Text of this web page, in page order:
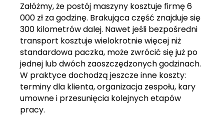
Załóżmy, że postój maszyny kosztuje firmę 6
000 zł za godzinę. Brakująca część znajduje się
300 kilometrów dalej. Nawet jeśli bezpośredni
transport kosztuje wielokrotnie więcej niż
standardowa paczka, może zwrócić się już po
jednej lub dwóch zaoszczędzonych godzinach.
W praktyce dochodzą jeszcze inne koszty:
terminy dla klienta, organizacja zespołu, kary
umowne i przesunięcia kolejnych etapów
pracy.